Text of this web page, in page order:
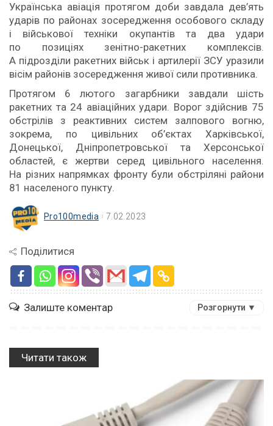
Українська авіація протягом доби завдала дев’ять
ударів по районах зосередження особового складу
і військової техніки окупантів та два удари
по позиціях зенітно-ракетних комплексів.
А підрозділи ракетних військ і артилерії ЗСУ уразили
вісім районів зосередження живої сили противника.
Протягом 6 лютого загарбники завдали шість
ракетних та 24 авіаційних удари. Ворог здійснив 75
обстрілів з реактивних систем залпового вогню,
зокрема, по цивільних об’єктах Харківської,
Донецької, Дніпропетровської та Херсонської
областей, є жертви серед цивільного населення.
На різних напрямках фронту були обстріляні райони
81 населеного пункту.
Pro100media 7.02.2023
Поділитися
Залиште коментар Розгорнути ▼
Читати також